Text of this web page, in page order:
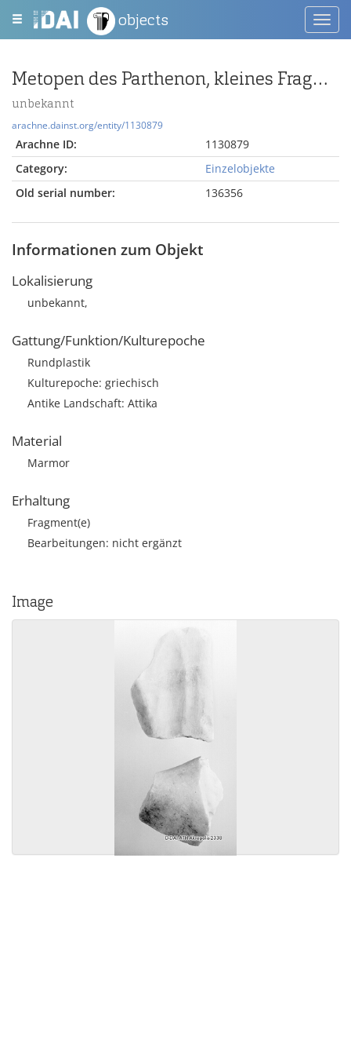
objects
Metopen des Parthenon, kleines Fragment
unbekannt
arachne.dainst.org/entity/1130879
Arachne ID:
1130879
Category:
Einzelobjekte
Old serial number:
136356
Informationen zum Objekt
Lokalisierung
unbekannt,
Gattung/Funktion/Kulturepoche
Rundplastik
Kulturepoche: griechisch
Antike Landschaft: Attika
Material
Marmor
Erhaltung
Fragment(e)
Bearbeitungen: nicht ergänzt
Image